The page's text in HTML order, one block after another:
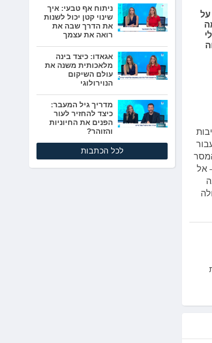
על
אל
ניתוח אף טבעי: איך
שינוי קטן יכול לשנות
את הדרך שבה את
רואה את עצמך
אגאדו: כיצד בינה
מלאכותית משנה את
עולם השיקום
הנוירולוגי
מדריך גיל המעבר:
כיצד להחזיר לעור
הפנים את החיוניות
והזוהר?
לכל הכתבות